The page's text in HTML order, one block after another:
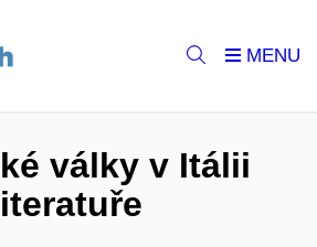
války v Itálii